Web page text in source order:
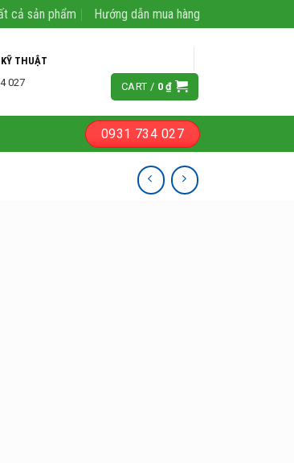
cả sản phẩm Hướng dẫn mua hàng
THUẬT
027
CART / 0₫
0931 734 027